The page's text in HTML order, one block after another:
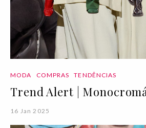
MODA COMPRAS TENDÊNCIAS
Trend Alert |
16 Jan 2025